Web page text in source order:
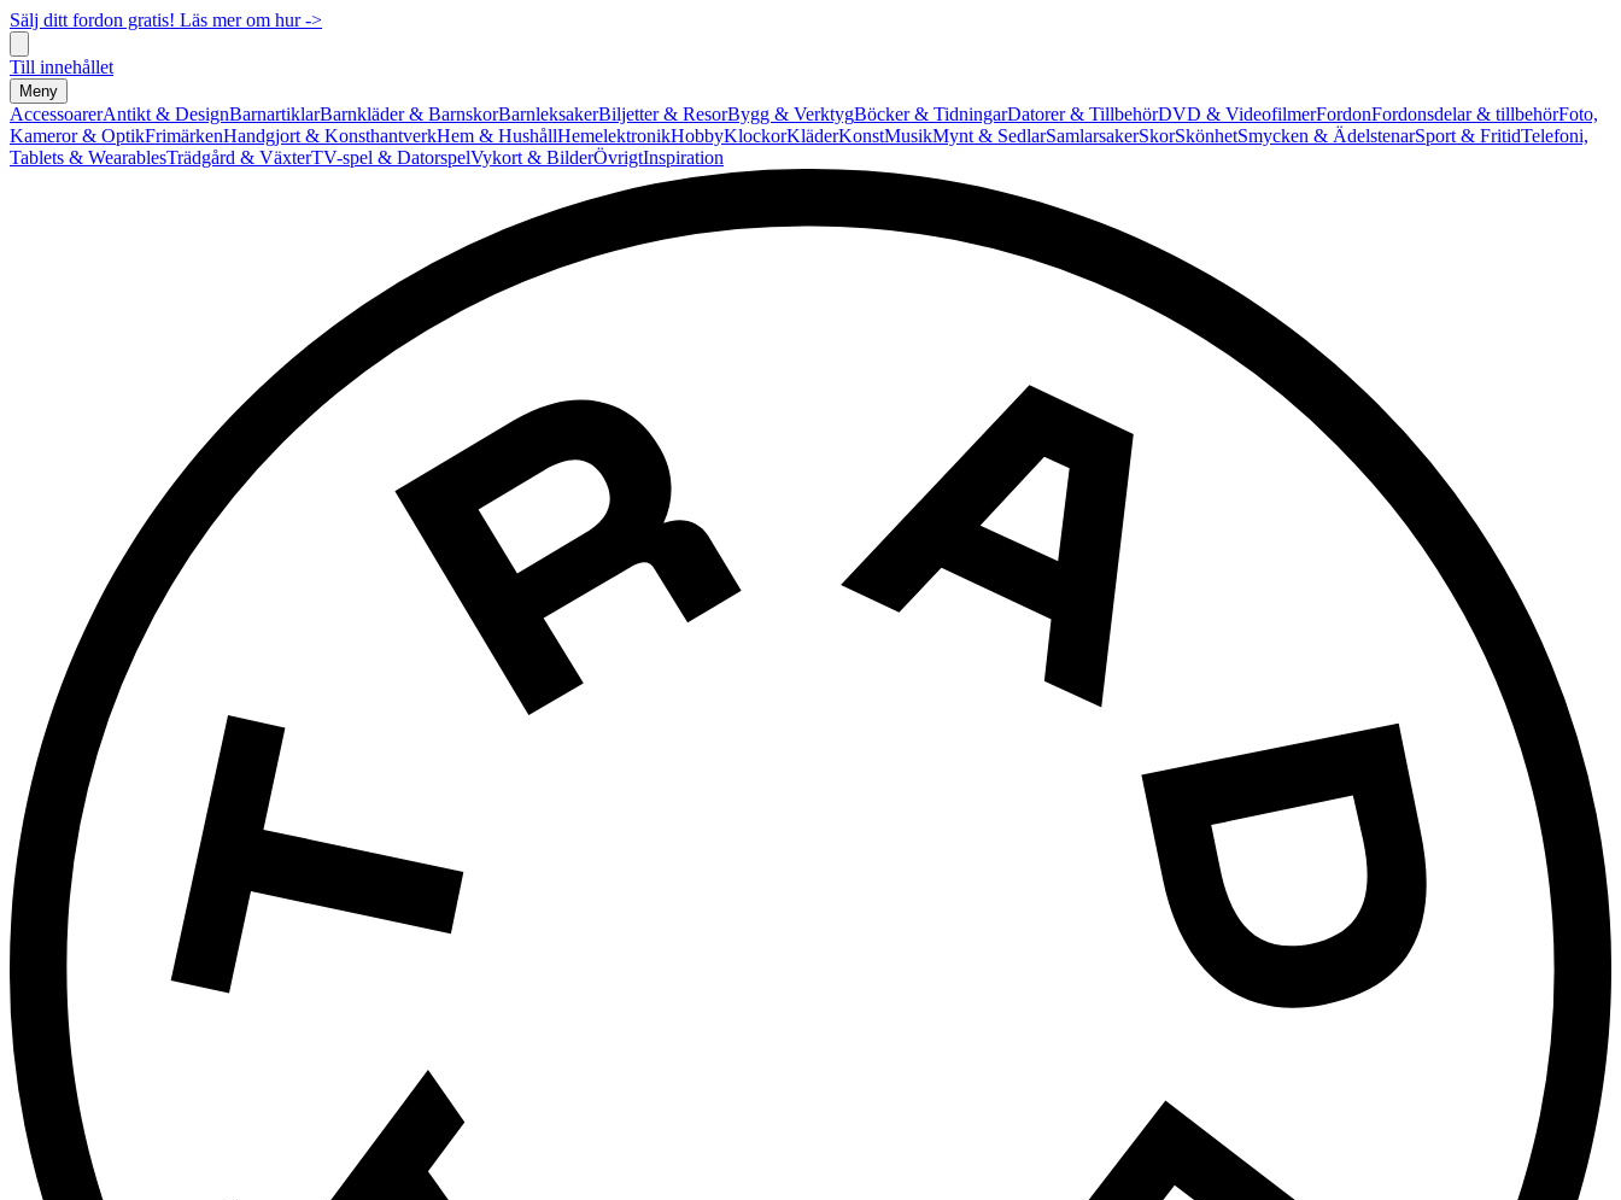
Sälj ditt fordon gratis! Läs mer om hur ->
Till innehållet
Meny
AccessoarerAntikt & DesignBarnartiklarBarnkläder & BarnskorBarnleksakerBiljetter & ResorBygg & VerktygBöcker & TidningarDatorer & TillbehörDVD & VideofilmerFordonFordonsdelar & tillbehörFoto,
Kameror & OptikFrimärkenHandgjort & KonsthantverkHem & HushållHemelektronikHobbyKlockorKläderKonstMusikMynt & SedlarSamlarsakerSkorSkönhetSmycken & ÄdelstenarSport & FritidTelefoni,
Tablets & WearablesTrädgård & VäxterTV-spel & DatorspelVykort & BilderÖvrigtInspiration